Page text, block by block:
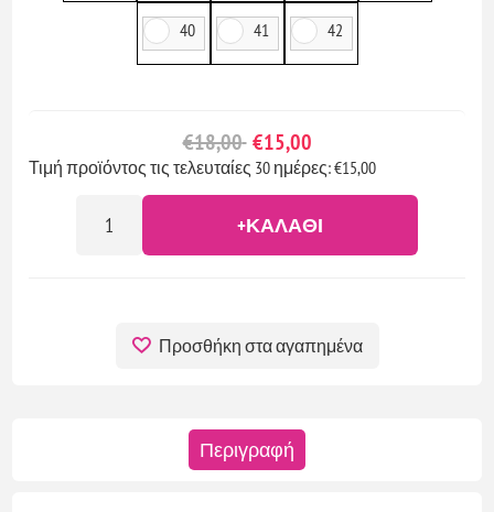
40 41 42
€18,00 €15,00
Τιμή προϊόντος τις τελευταίες 30 ημέρες: €15,00
+ΚΑΛΆΘΙ
Προσθήκη στα αγαπημένα
Περιγραφή